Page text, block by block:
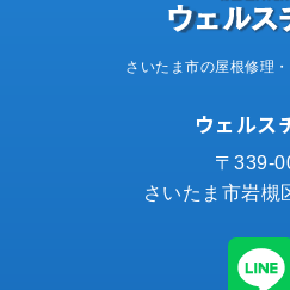
さいたま市の屋根修理
ウェルス
〒339-
さいたま市岩槻